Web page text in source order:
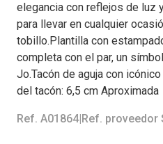
elegancia con reflejos de luz
para llevar en cualquier
tobillo.Plantilla con
completa con el par, un
Jo.Tacón de aguja con
del tacón: 6,5 cm Aproximada
Ref. A01864| Ref. proveedor